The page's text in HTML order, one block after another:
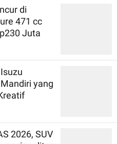
di
471 cc
Juta
yang
2026, SUV